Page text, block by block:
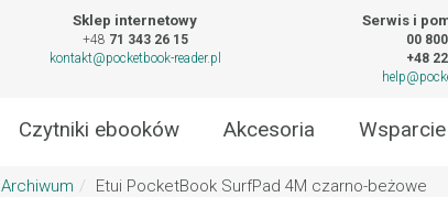
Sklep internetowy
+48 71 343 26 15
kontakt@pocketbook-reader.pl
Serwis i
00
+48
Czytniki ebooków Akcesoria Wsparcie
Archiwum Etui PocketBook SurfPad 4M czarno-beżowe